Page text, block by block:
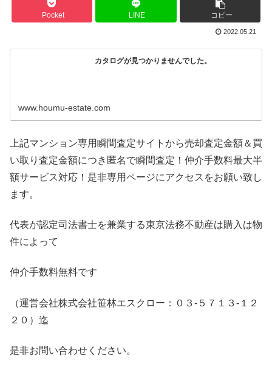
Pocket LINE コピー
2022.05.21
カタログが見つかりませんでした。
www.houmu-estate.com
上記マンション専用瞬間査定サイトから売却査定金額＆買
い取り査定金額につき匿名で瞬間査定！仲介手数料最大半
額サービス対応！是非専用ページにアクセスをお願い致し
ます。
代表が認定司法書士を兼業する東京法務不動産は購入は物
件によって
仲介手数料無料です
（運営会社株式会社笹林エスクロー：０３-５７１３-１２
２０）迄
是非お問い合わせください。